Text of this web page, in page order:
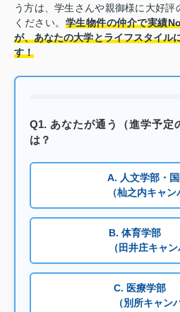
う方は、学生さんや親御様に大好
ください。 学生物件の仲介で実績
が、あなたの大学とライフスタイル
す！
Q1. あなたが通う（進学予定
は？
A. 人文学部・
（杣之内キャン
B. 体育学部
（田井庄キャン
C. 医療学部
（別所キャン